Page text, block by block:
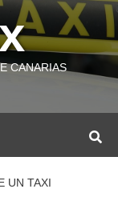
CANARIAS
UN TAXI